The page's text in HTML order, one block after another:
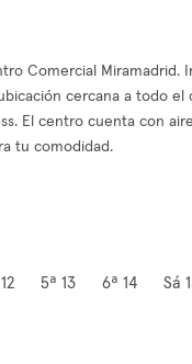
Comercial
cercana a todo
El centro cuenta con
tu comodidad.
5ª 13 6ª 14 Sá